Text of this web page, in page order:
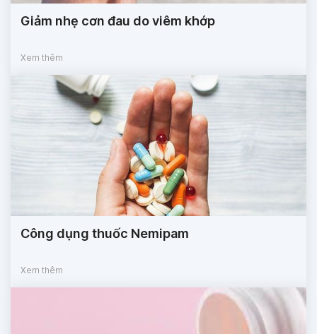
Giảm nhẹ cơn đau do viêm khớp
Xem thêm
Công dụng thuốc Nemipam
Xem thêm